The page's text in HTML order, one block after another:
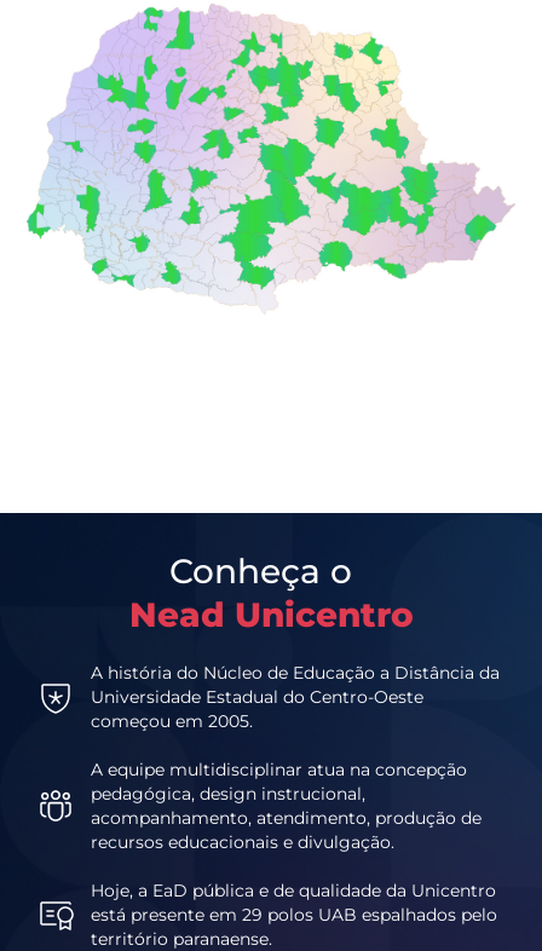
Conheça o
Nead Unicentro
A história do Núcleo de Educação a Distância da
Universidade Estadual do Centro-Oeste
começou em 2005.
A equipe multidisciplinar atua na concepção
pedagógica, design instrucional,
acompanhamento, atendimento, produção de
recursos educacionais e divulgação.
Hoje, a EaD pública e de qualidade da Unicentro
está presente em 29 polos UAB espalhados pelo
território paranaense.